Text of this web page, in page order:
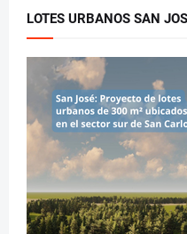
LOTES URBANOS SAN